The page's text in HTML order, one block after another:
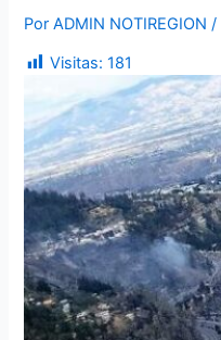
PorADMIN NOTIREGION/
Visitas: 181